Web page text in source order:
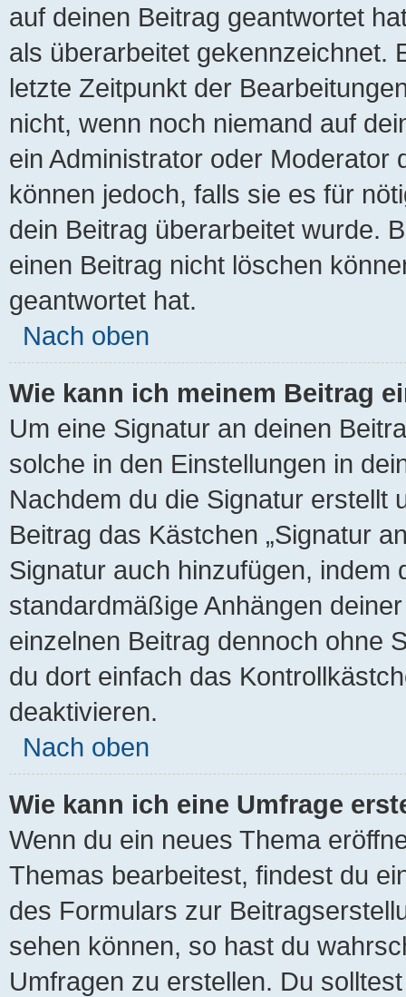
auf deinen Beitrag geantwortet
als überarbeitet gekennzeichnet.
letzte Zeitpunkt der
nicht, wenn noch niemand auf
ein Administrator oder Moderator
können jedoch, falls sie es für
dein Beitrag überarbeitet wurde.
einen Beitrag nicht löschen
geantwortet hat.
Nach oben
Wie kann ich meinem Beitrag
Um eine Signatur an deinen
solche in den Einstellungen in
Nachdem du die Signatur erstellt
Beitrag das Kästchen „Signatur
Signatur auch hinzufügen,
standardmäßige Anhängen
einzelnen Beitrag dennoch ohne
du dort einfach das
deaktivieren.
Nach oben
Wie kann ich eine Umfrage
Wenn du ein neues Thema
Themas bearbeitest, findest du
des Formulars zur
sehen können, so hast du
Umfragen zu erstellen. Du